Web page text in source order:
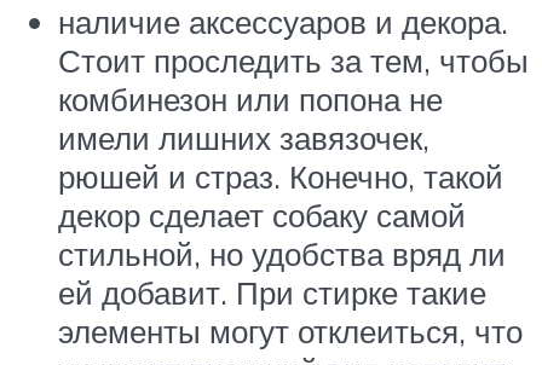
наличие аксессуаров и декора.
Стоит проследить за тем, чтобы
комбинезон или попона не
имели лишних завязочек,
рюшей и страз. Конечно, такой
декор сделает собаку самой
стильной, но удобства вряд ли
ей добавит. При стирке такие
элементы могут отклеиться, что